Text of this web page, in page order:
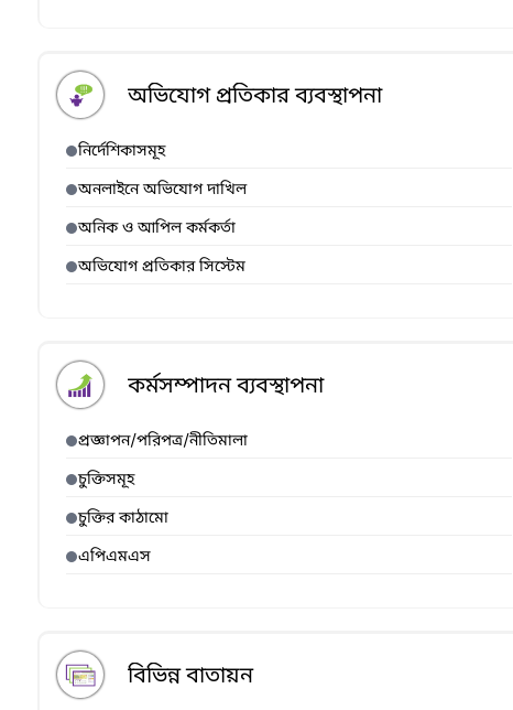
অভিযোগ প্রতিকার ব্যবস্থাপনা
নির্দেশিকাসমূহ
অনলাইনে অভিযোগ দাখিল
অনিক ও আপিল কর্মকর্তা
অভিযোগ প্রতিকার সিস্টেম
কর্মসম্পাদন ব্যবস্থাপনা
প্রজ্ঞাপন/পরিপত্র/নীতিমালা
চুক্তিসমূহ
চুক্তির কাঠামো
এপিএমএস
বিভিন্ন বাতায়ন